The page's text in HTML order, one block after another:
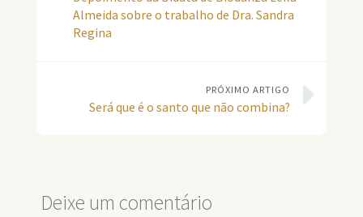
Almeida sobre o trabalho de Dra. Sandra
Regina
PRÓXIMO ARTIGO
Será que é o santo que não combina?
Deixe um comentário